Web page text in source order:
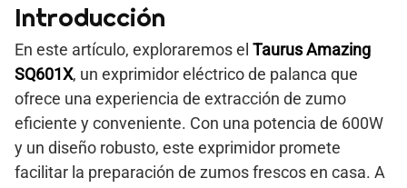
Introducción
En este artículo, exploraremos el Taurus Amazing
SQ601X, un exprimidor eléctrico de palanca que
ofrece una experiencia de extracción de zumo
eficiente y conveniente. Con una potencia de 600W
y un diseño robusto, este exprimidor promete
facilitar la preparación de zumos frescos en casa. A